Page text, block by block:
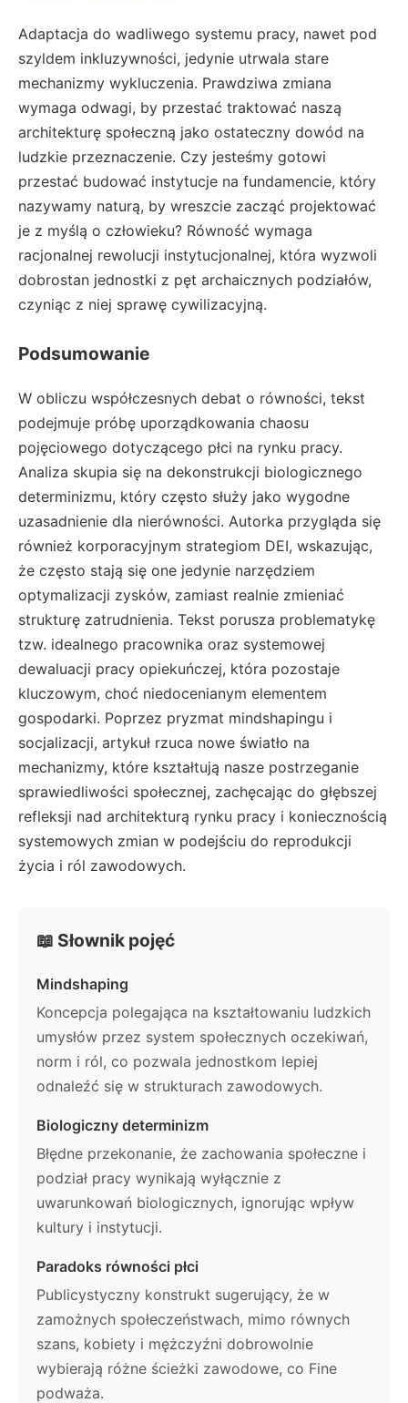
Adaptacja do wadliwego systemu pracy, nawet pod
szyldem inkluzywności, jedynie utrwala stare
mechanizmy wykluczenia. Prawdziwa zmiana
wymaga odwagi, by przestać traktować naszą
architekturę społeczną jako ostateczny dowód na
ludzkie przeznaczenie. Czy jesteśmy gotowi
przestać budować instytucje na fundamencie, który
nazywamy naturą, by wreszcie zacząć projektować
je z myślą o człowieku? Równość wymaga
racjonalnej rewolucji instytucjonalnej, która wyzwoli
dobrostan jednostki z pęt archaicznych podziałów,
czyniąc z niej sprawę cywilizacyjną.
Podsumowanie
W obliczu współczesnych debat o równości, tekst
podejmuje próbę uporządkowania chaosu
pojęciowego dotyczącego płci na rynku pracy.
Analiza skupia się na dekonstrukcji biologicznego
determinizmu, który często służy jako wygodne
uzasadnienie dla nierówności. Autorka przygląda się
również korporacyjnym strategiom DEI, wskazując,
że często stają się one jedynie narzędziem
optymalizacji zysków, zamiast realnie zmieniać
strukturę zatrudnienia. Tekst porusza problematykę
tzw. idealnego pracownika oraz systemowej
dewaluacji pracy opiekuńczej, która pozostaje
kluczowym, choć niedocenianym elementem
gospodarki. Poprzez pryzmat mindshapingu i
socjalizacji, artykuł rzuca nowe światło na
mechanizmy, które kształtują nasze postrzeganie
sprawiedliwości społecznej, zachęcając do głębszej
refleksji nad architekturą rynku pracy i koniecznością
systemowych zmian w podejściu do reprodukcji
życia i ról zawodowych.
📖 Słownik pojęć
Mindshaping
Koncepcja polegająca na kształtowaniu ludzkich
umysłów przez system społecznych oczekiwań,
norm i ról, co pozwala jednostkom lepiej
odnaleźć się w strukturach zawodowych.
Biologiczny determinizm
Błędne przekonanie, że zachowania społeczne i
podział pracy wynikają wyłącznie z
uwarunkowań biologicznych, ignorując wpływ
kultury i instytucji.
Paradoks równości płci
Publicystyczny konstrukt sugerujący, że w
zamożnych społeczeństwach, mimo równych
szans, kobiety i mężczyźni dobrowolnie
wybierają różne ścieżki zawodowe, co Fine
podważa.